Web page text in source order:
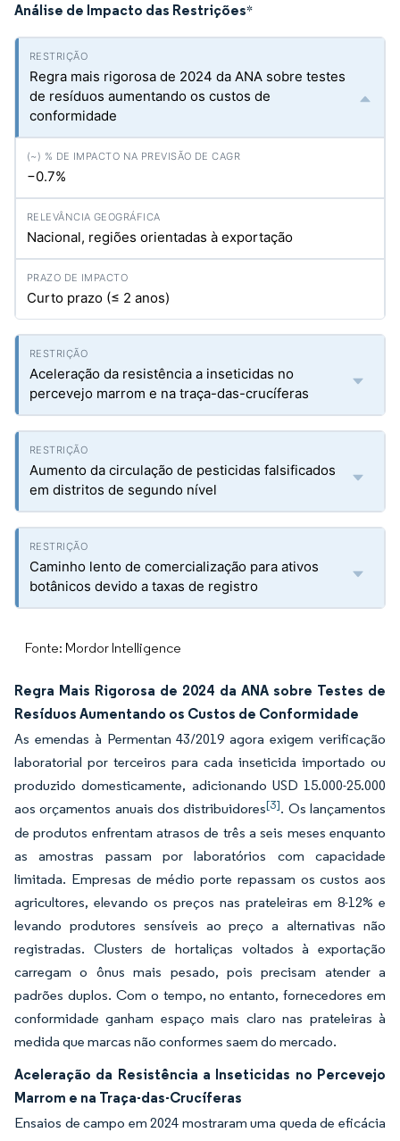
Análise de Impacto das Restrições*
Regra mais rigorosa de 2024 da ANA sobre testes
de resíduos aumentando os custos de
conformidade
−0.7%
Nacional, regiões orientadas à exportação
Curto prazo (≤ 2 anos)
Aceleração da resistência a inseticidas no
percevejo marrom e na traça-das-crucíferas
Aumento da circulação de pesticidas falsificados
em distritos de segundo nível
Caminho lento de comercialização para ativos
botânicos devido a taxas de registro
Fonte: Mordor Intelligence
Regra Mais Rigorosa de 2024 da ANA sobre Testes de
Resíduos Aumentando os Custos de Conformidade
As emendas à Permentan 43/2019 agora exigem verificação
laboratorial por terceiros para cada inseticida importado ou
produzido domesticamente, adicionando USD 15.000-25.000
aos orçamentos anuais dos distribuidores[3]. Os lançamentos
de produtos enfrentam atrasos de três a seis meses enquanto
as amostras passam por laboratórios com capacidade
limitada. Empresas de médio porte repassam os custos aos
agricultores, elevando os preços nas prateleiras em 8-12% e
levando produtores sensíveis ao preço a alternativas não
registradas. Clusters de hortaliças voltados à exportação
carregam o ônus mais pesado, pois precisam atender a
padrões duplos. Com o tempo, no entanto, fornecedores em
conformidade ganham espaço mais claro nas prateleiras à
medida que marcas não conformes saem do mercado.
Aceleração da Resistência a Inseticidas no Percevejo
Marrom e na Traça-das-Crucíferas
Ensaios de campo em 2024 mostraram uma queda de eficácia